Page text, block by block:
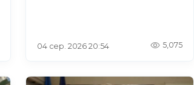
04 сер. 2026 20:54 5,075